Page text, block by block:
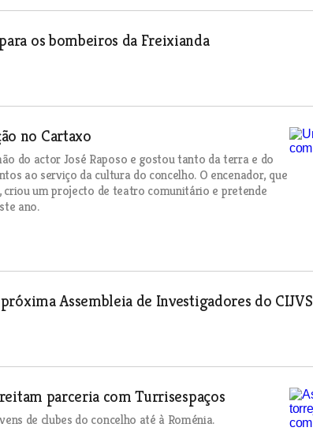
os bombeiros da Freixianda
no Cartaxo
do actor José Raposo e gostou tanto da terra e do
ao serviço da cultura do concelho. O encenador, que
criou um projecto de teatro comunitário e pretende
ano.
Assembleia de Investigadores do CIJVS
parceria com Turrisespaços
de clubes do concelho até à Roménia.